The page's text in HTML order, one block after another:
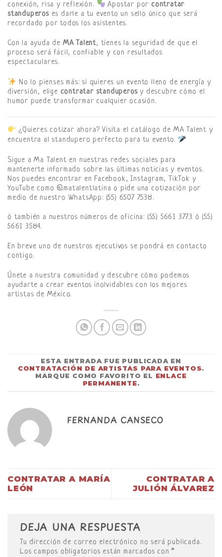
conexión, risa y reflexión.
Apostar por contratar
standuperoses darle a tu evento un sello único que será
recordado por todos los asistentes.
Con la ayuda de MA Talent, tienes la seguridad de que el
proceso será fácil, confiable y con resultados
espectaculares.
No lo pienses más: si quieres un evento lleno de energía y
diversión, elige contratar standuperosy descubre cómo el
humor puede transformar cualquier ocasión.
¿Quieres cotizar ahora? Visita el catálogo de MA Talent y
encuentra al standupero perfecto para tu evento.
Sigue a Ma Talent en nuestras redes sociales para
mantenerte informado sobre las últimas noticias y eventos.
Nos puedes encontrar en Facebook, Instagram, TikTok y
YouTube como @matalentlatina o pide una cotización por
medio de nuestro WhatsApp: (55) 6507 7538.
ó también a nuestros números de oficina: (55) 5661 3773 ó (55)
5661 3584.
En breve uno de nuestros ejecutivos se pondrá en contacto
contigo.
Únete a nuestra comunidad y descubre cómo podemos
ayudarte a crear eventos inolvidables con los mejores
artistas de México.
ESTA ENTRADA FUE PUBLICADA EN
CONTRATACIÓN DE ARTISTAS PARA EVENTOS.
MARQUE COMO FAVORITO EL ENLACE
PERMANENTE.
FERNANDA CANSECO
CONTRATAR A MARÍA
LEÓN
CONTRATAR A
JULIÓN ÁLVAREZ
DEJA UNA RESPUESTA
Tu dirección de correo electrónico no será publicada.
Los campos obligatorios están marcados con*